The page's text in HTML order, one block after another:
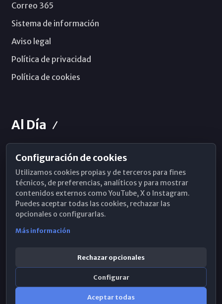
Correo 365
Sistema de información
Aviso legal
Política de privacidad
Política de cookies
Al Día
Horarios de Misa
Hemeroteca
WhatsApp
Configuración de cookies
Utilizamos cookies propias y de terceros para fines
técnicos, de preferencias, analíticos y para mostrar
contenidos externos como YouTube, X o Instagram.
Puedes aceptar todas las cookies, rechazar las
opcionales o configurarlas.
Más información
Rechazar opcionales
Configurar
Aceptar todas